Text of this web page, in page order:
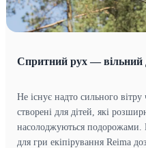
Спритний рух — вільний
Не існує надто сильного
створені для дітей, які
насолоджуються подорожами.
для гри екіпірування Reima